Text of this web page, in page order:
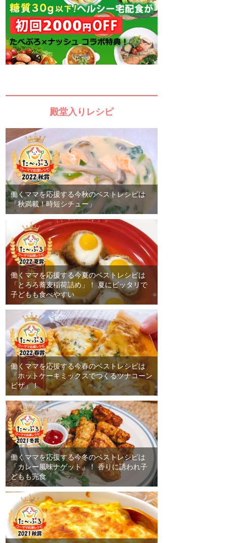
殿堂入りレシピ
働くママを応援する今秋のベストレシピは
「秋満載！時短シチュー」
働くママを応援する今夏のベストレシピは
「とろろ蕎麦稲荷詰め」！ 夏にピッタリで
子どもも食べやすい
働くママを応援する今春のベストレシピは
「ホットケーキミックスでつくるツナコーン
ピザ」！
働くママを応援する今冬のベストレシピは
「カレー風味ナゲット」！ 香りに誘われ子
どもも完食